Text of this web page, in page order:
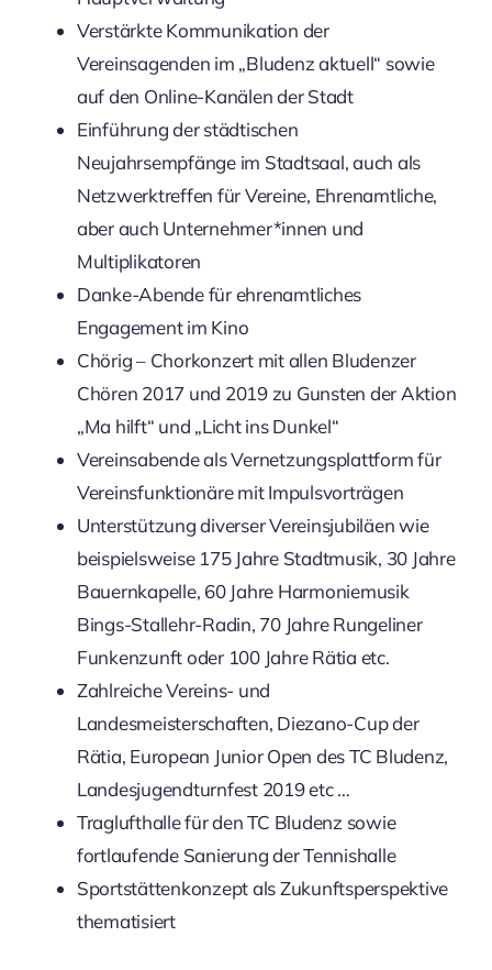
Verstärkte Kommunikation der
Vereinsagenden im „Bludenz aktuell“ sowie
auf den Online-Kanälen der Stadt
Einführung der städtischen
Neujahrsempfänge im Stadtsaal, auch als
Netzwerktreffen für Vereine, Ehrenamtliche,
aber auch Unternehmer*innen und
Multiplikatoren
Danke-Abende für ehrenamtliches
Engagement im Kino
Chörig – Chorkonzert mit allen Bludenzer
Chören 2017 und 2019 zu Gunsten der Aktion
„Ma hilft“ und „Licht ins Dunkel“
Vereinsabende als Vernetzungsplattform für
Vereinsfunktionäre mit Impulsvorträgen
Unterstützung diverser Vereinsjubiläen wie
beispielsweise 175 Jahre Stadtmusik, 30 Jahre
Bauernkapelle, 60 Jahre Harmoniemusik
Bings-Stallehr-Radin, 70 Jahre Rungeliner
Funkenzunft oder 100 Jahre Rätia etc.
Zahlreiche Vereins- und
Landesmeisterschaften, Diezano-Cup der
Rätia, European Junior Open des TC Bludenz,
Landesjugendturnfest 2019 etc …
Traglufthalle für den TC Bludenz sowie
fortlaufende Sanierung der Tennishalle
Sportstättenkonzept als Zukunftsperspektive
thematisiert